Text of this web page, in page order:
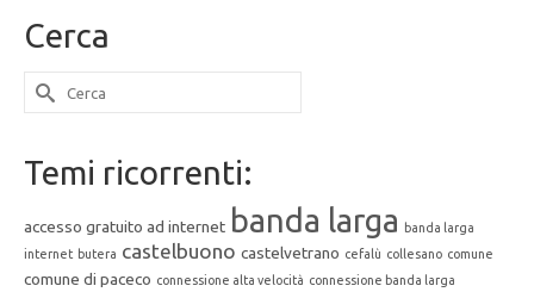
Cerca
Cerca
per:
Temi ricorrenti:
accesso gratuito ad internet banda larga banda larga
internet butera castelbuono castelvetrano cefalù collesano comune
comune di paceco connessione alta velocità connessione banda larga